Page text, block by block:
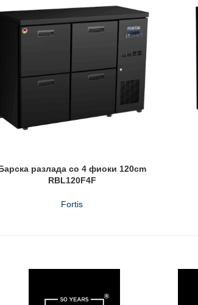
разлада со 4 фиоки 120cm
RBL120F4F
Fortis